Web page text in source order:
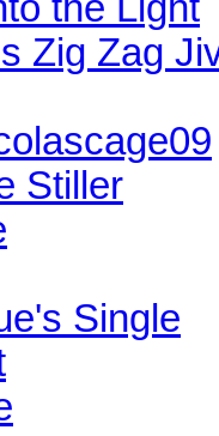
Zig Zag
Stiller
Single